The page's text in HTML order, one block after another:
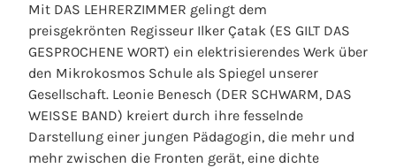
Mit DAS LEHRERZIMMER gelingt dem
preisgekrönten Regisseur Ilker Çatak (ES GILT DAS
GESPROCHENE WORT) ein elektrisierendes Werk über
den Mikrokosmos Schule als Spiegel unserer
Gesellschaft. Leonie Benesch (DER SCHWARM, DAS
WEISSE BAND) kreiert durch ihre fesselnde
Darstellung einer jungen Pädagogin, die mehr und
mehr zwischen die Fronten gerät, eine dichte